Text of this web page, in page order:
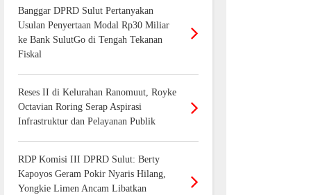
Banggar DPRD Sulut Pertanyakan
Usulan Penyertaan Modal Rp30 Miliar
ke Bank SulutGo di Tengah Tekanan
Fiskal
Reses II di Kelurahan Ranomuut, Royke
Octavian Roring Serap Aspirasi
Infrastruktur dan Pelayanan Publik
RDP Komisi III DPRD Sulut: Berty
Kapoyos Geram Pokir Nyaris Hilang,
Yongkie Limen Ancam Libatkan